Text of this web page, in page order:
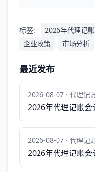
标签: 2026年代理记账
企业政策
市场分析
最近发布
2026-08-07 · 代理记
2026年代理记账
2026-08-07 · 代理记
2026年代理记账